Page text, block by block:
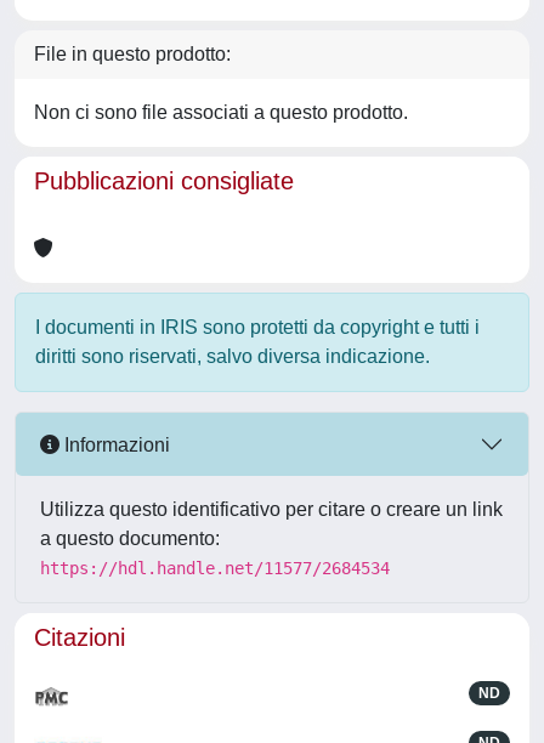
File in questo prodotto:
Non ci sono file associati a questo prodotto.
Pubblicazioni consigliate
I documenti in IRIS sono protetti da copyright e tutti i
diritti sono riservati, salvo diversa indicazione.
Informazioni
Utilizza questo identificativo per citare o creare un link
a questo documento:
https://hdl.handle.net/11577/2684534
Citazioni
ND